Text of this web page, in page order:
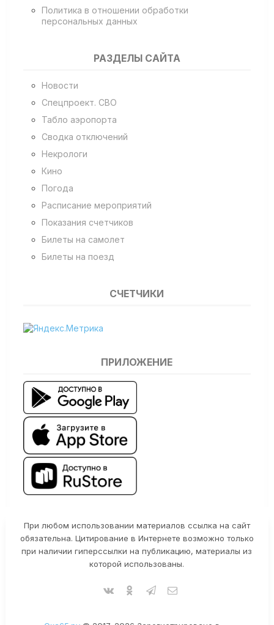
Политика в отношении обработки
персональных данных
РАЗДЕЛЫ САЙТА
Новости
Спецпроект. СВО
Табло аэропорта
Сводка отключений
Некрологи
Кино
Погода
Расписание мероприятий
Показания счетчиков
Билеты на самолет
Билеты на поезд
СЧЕТЧИКИ
ПРИЛОЖЕНИЕ
При любом использовании материалов ссылка на сайт
обязательна. Цитирование в Интернете возможно только
при наличии гиперссылки на публикацию, материалы из
которой использованы.